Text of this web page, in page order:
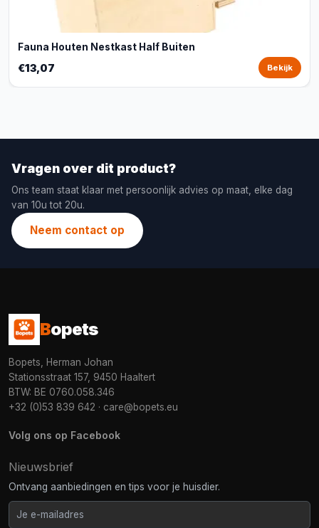
Fauna Houten Nestkast Half Buiten
€13,07 Bekijk
Vragen over dit product?
Ons team staat klaar met persoonlijk advies op maat, elke dag
van 10u tot 20u.
Neem contact op
Bopets
Bopets, Herman Johan
Stationsstraat 157, 9450 Haaltert
BTW: BE 0760.058.346
+32 (0)53 839 642 · care@bopets.eu
Volg ons op Facebook
Nieuwsbrief
Ontvang aanbiedingen en tips voor je huisdier.